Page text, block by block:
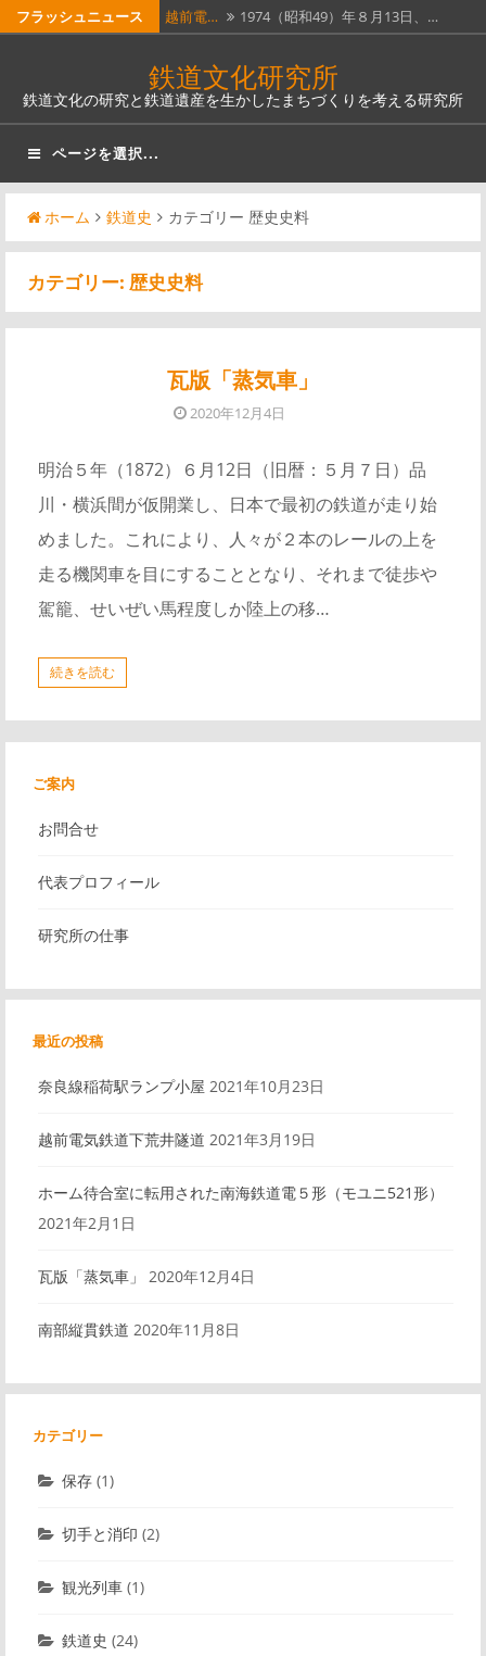
ス
ッ
フラッシュニュース 越前電… 1974（昭和49）年８月13日、…
ホーム… 昭和51年４月１日に全線廃止となっ…
瓦版「… 明治５年（1872）６月12日（旧…
で…
奈良線… JR西日本奈良線稲荷駅は、明治12…
鉄道文化研究所
鉄道文化の研究と鉄道遺産を生かしたまちづくりを考える研究所
ページを選択...
ホーム 鉄道史 カテゴリー 歴史史料
カテゴリー: 歴史史料
瓦版「蒸気車」
2020年12月4日
明治５年（1872）６月12日（旧暦：５月７日）品
川・横浜間が仮開業し、日本で最初の鉄道が走り始
めました。これにより、人々が２本のレールの上を
走る機関車を目にすることとなり、それまで徒歩や
駕籠、せいぜい馬程度しか陸上の移…
続きを読む
ご案内
お問合せ
代表プロフィール
研究所の仕事
最近の投稿
奈良線稲荷駅ランプ小屋 2021年10月23日
越前電気鉄道下荒井隧道 2021年3月19日
ホーム待合室に転用された南海鉄道電５形（モユニ521形）
2021年2月1日
瓦版「蒸気車」 2020年12月4日
南部縦貫鉄道 2020年11月8日
カテゴリー
保存 (1)
切手と消印 (2)
観光列車 (1)
鉄道史 (24)